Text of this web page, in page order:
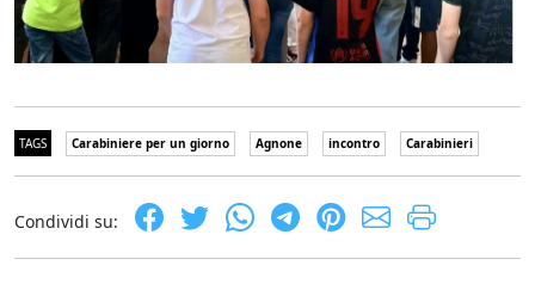
TAGS Carabiniere per un giorno Agnone incontro Carabinieri
Condividi su: